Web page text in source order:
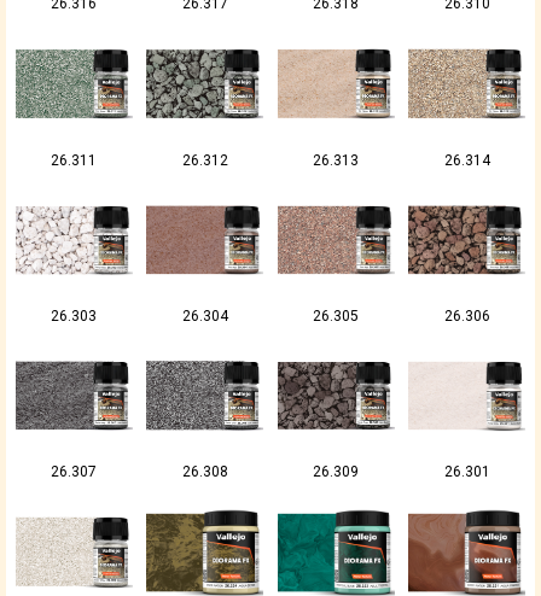
26.316 26.317 26.318 26.310
26.311 26.312 26.313 26.314
26.303 26.304 26.305 26.306
26.307 26.308 26.309 26.301